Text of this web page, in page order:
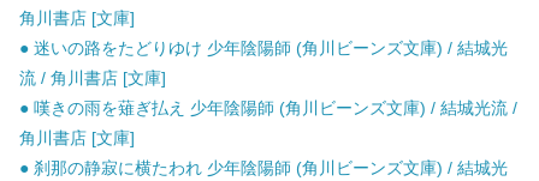
角川書店 [文庫]
● 迷いの路をたどりゆけ 少年陰陽師 (角川ビーンズ文庫) / 結城光
流 / 角川書店 [文庫]
● 嘆きの雨を薙ぎ払え 少年陰陽師 (角川ビーンズ文庫) / 結城光流 /
角川書店 [文庫]
● 刹那の静寂に横たわれ 少年陰陽師 (角川ビーンズ文庫) / 結城光